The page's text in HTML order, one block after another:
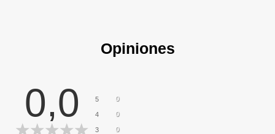
Opiniones
0,0 5 0
4 0
3 0